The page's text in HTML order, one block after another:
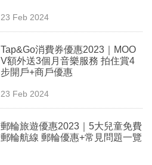
23 Feb 2024
Tap&Go消費券優惠2023｜MOO
V額外送3個月音樂服務 拍住賞4
步開戶+商戶優惠
23 Feb 2024
郵輪旅遊優惠2023｜5大兒童免費
郵輪航線 郵輪優惠+常見問題一覽